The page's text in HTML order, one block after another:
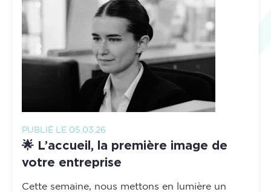
PUBLIÉ LE 05.03.26
🌟 L’accueil, la première image de
votre entreprise
Cette semaine, nous mettons en lumière un